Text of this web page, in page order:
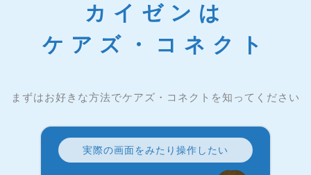
カイゼンは
ケアズ・コネクト
まずはお好きな方法でケアズ・コネクトを知ってください
実際の画面をみたり操作したい